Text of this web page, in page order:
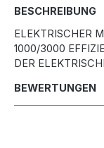
BESCHREIBUNG
ELEKTRISCHER
1000/3000
DER
BEWERTUNGEN